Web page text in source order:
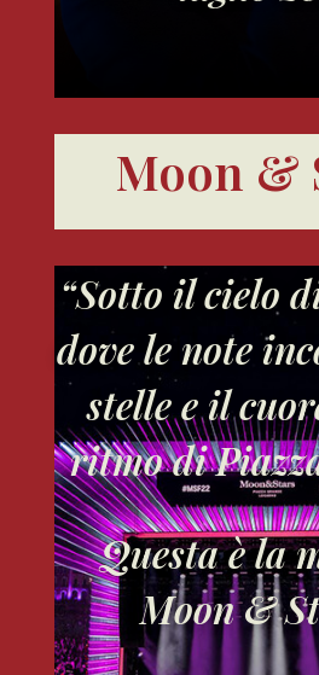
Moon &
“Sotto il cielo
dove le note
stelle e il
ritmo di
Questa è la
Moon &